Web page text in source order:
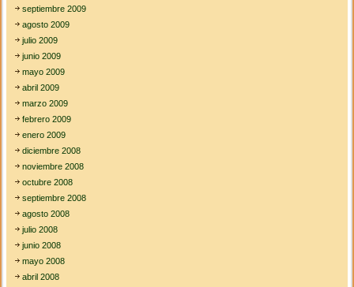
septiembre 2009
agosto 2009
julio 2009
junio 2009
mayo 2009
abril 2009
marzo 2009
febrero 2009
enero 2009
diciembre 2008
noviembre 2008
octubre 2008
septiembre 2008
agosto 2008
julio 2008
junio 2008
mayo 2008
abril 2008